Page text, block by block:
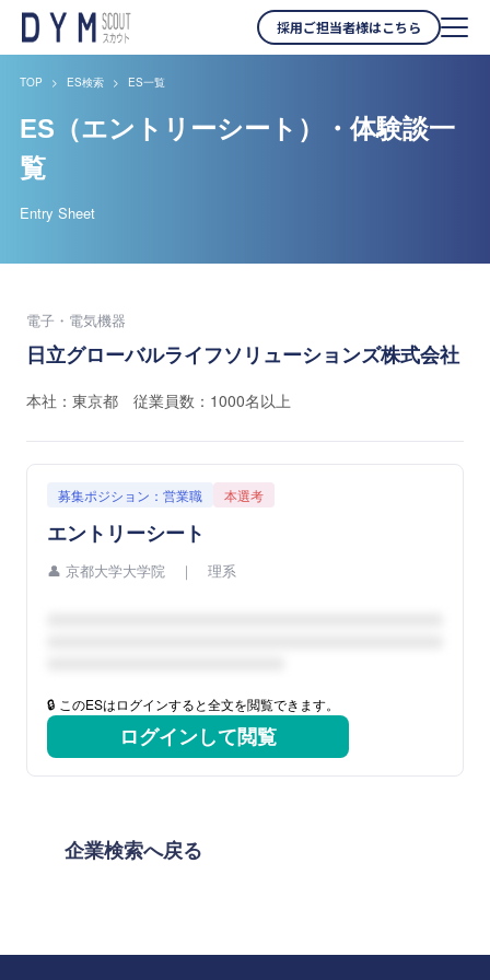
採用ご担当者様はこちら
TOP ES検索 ES一覧
ES（エントリーシート）・体験談一
覧
Entry Sheet
電子・電気機器
日立グローバルライフソリューションズ株式会社
本社：東京都 従業員数：1000名以上
募集ポジション：営業職 本選考
エントリーシート
👤 京都大学大学院 ｜ 理系
🔒 このESはログインすると全文を閲覧できます。
ログインして閲覧
企業検索へ戻る